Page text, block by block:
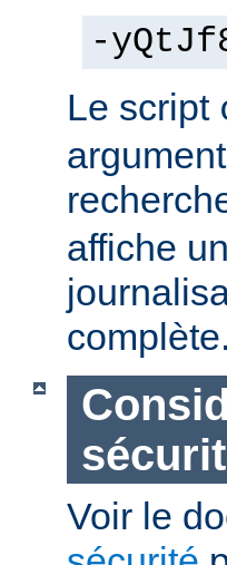
-
Le script
affiche
complète.
Voir le